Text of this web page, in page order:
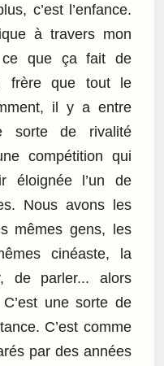
c’est l’enfance.
à travers mon
ce que ça fait de
frère que tout le
il y a entre
sorte de rivalité
compétition qui
éloignée l’un de
Nous avons les
mêmes gens, les
cinéaste, la
de parler... alors
une sorte de
C’est comme
par des années